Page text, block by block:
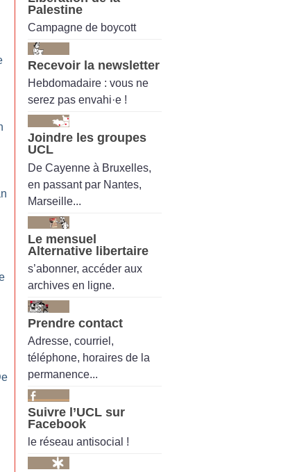
Palestine
Campagne de boycott
Recevoir la newsletter
Hebdomadaire : vous ne
serez pas envahi·e !
Joindre les groupes
UCL
De Cayenne à Bruxelles,
en passant par Nantes,
Marseille...
Le mensuel
Alternative libertaire
s’abonner, accéder aux
archives en ligne.
Prendre contact
Adresse, courriel,
téléphone, horaires de la
permanence...
Suivre l’UCL sur
Facebook
le réseau antisocial !